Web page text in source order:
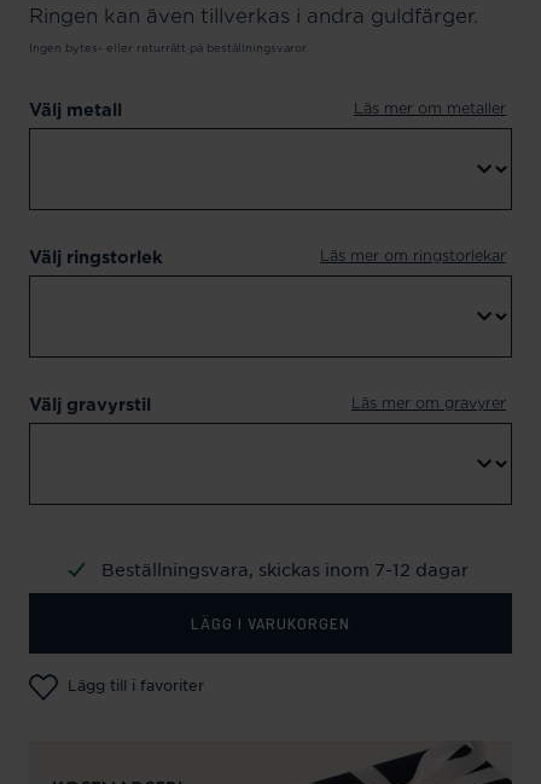
Ringen kan även tillverkas i andra guldfärger.
Ingen bytes- eller returrätt på beställningsvaror.
Välj metall Läs mer om metaller
Välj ringstorlek Läs mer om ringstorlekar
Välj gravyrstil Läs mer om gravyrer
Beställningsvara, skickas inom 7-12 dagar
LÄGG I VARUKORGEN
Lägg till i favoriter